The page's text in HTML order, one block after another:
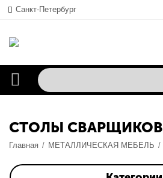
Санкт-Петербург
СТОЛЫ СВАРЩИКОВ
Главная / МЕТАЛЛИЧЕСКАЯ МЕБЕЛЬ /